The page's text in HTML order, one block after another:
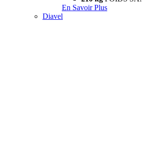
En Savoir Plus
Diavel